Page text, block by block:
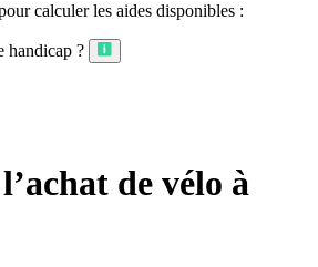
calculer les aides disponibles :
handicap ?
de vélo à